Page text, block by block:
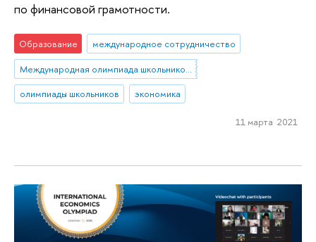
по финансовой грамотности.
Образование
международное сотрудничество
Международная олимпиада школьников по экономике
олимпиады школьников
экономика
11 марта 2021